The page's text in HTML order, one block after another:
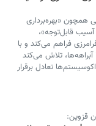
همچون «بهره‌برداری
قابل‌توجه»،
فراهم می‌کند و با
ابزارهایی همچون کنوانسیون ۱۹۹۷ آبراهه‌ها، تلاش می‌کند
تعادل برقرار
قزوین: